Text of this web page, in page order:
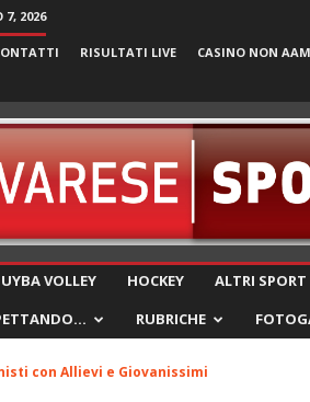
7, 2026
RISULTATI LIVE CASINO NON
UYBA VOLLEY HOCKEY ALTRI SPORT
RUBRICHE
con Allievi e Giovanissimi